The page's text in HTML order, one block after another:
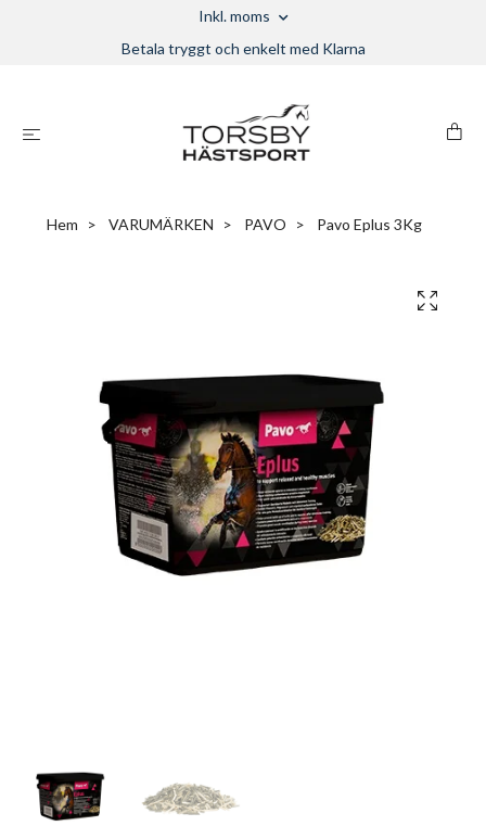
Inkl. moms
Betala tryggt och enkelt med Klarna
Hem VARUMÄRKEN PAVO Pavo Eplus 3Kg